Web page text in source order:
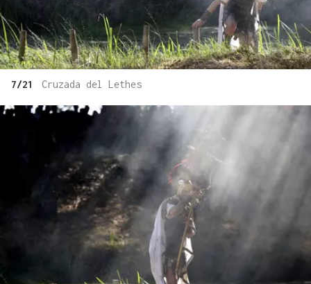
7/21 Cruzada del Lethes